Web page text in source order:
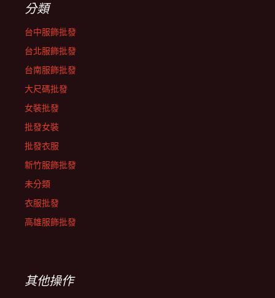
分類
台中服飾批發
台北服飾批發
台南服飾批發
大尺碼批發
女裝批發
批發女裝
批發衣服
新竹服飾批發
未分類
衣服批發
高雄服飾批發
其他操作